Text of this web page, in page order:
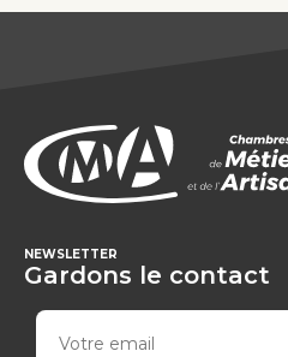
NEWSLETTER
Gardons le contact